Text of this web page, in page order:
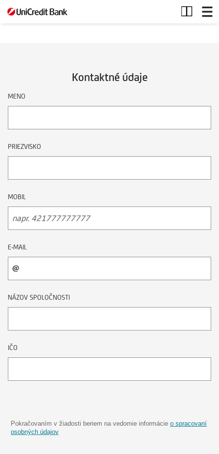
Kontaktný
formulár
Kontaktné údaje
MENO
PRIEZVISKO
MOBIL
E-MAIL
NÁZOV SPOLOČNOSTI
IČO
Pokračovaním v žiadosti beriem na vedomie informácie o spracovaní
osobných údajov